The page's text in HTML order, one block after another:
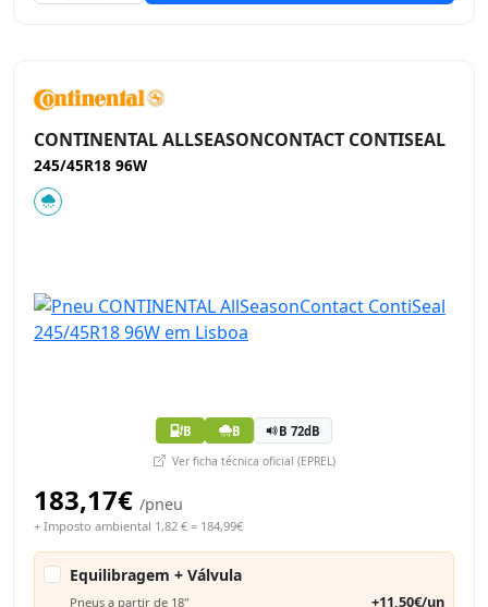
CONTINENTAL ALLSEASONCONTACT CONTISEAL
245/45R18 96W
B B B 72dB
Ver ficha técnica oficial (EPREL)
183,17€ /pneu
+ Imposto ambiental 1,82 € = 184,99€
Equilibragem + Válvula
Pneus a partir de 18" +11,50€/un